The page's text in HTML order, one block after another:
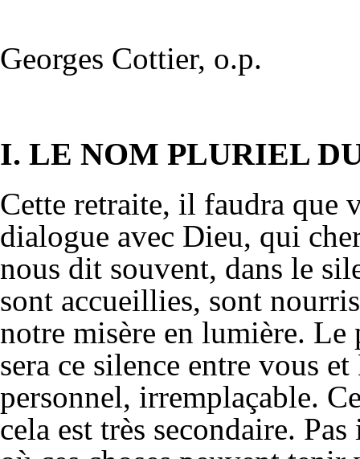
Georges Cottier, o.p.
I. LE NOM PLURIEL
Cette retraite, il faudra que
dialogue avec Dieu, qui
nous dit souvent, dans le
sont accueillies, sont
notre misère en lumière.
sera ce silence entre vous
personnel, irremplaçable.
cela est très secondaire.